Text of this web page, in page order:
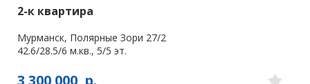
2-к квартира
Мурманск, Полярные Зори 27/2
42.6/28.5/6 м.кв., 5/5 эт.
3 300 000 р.